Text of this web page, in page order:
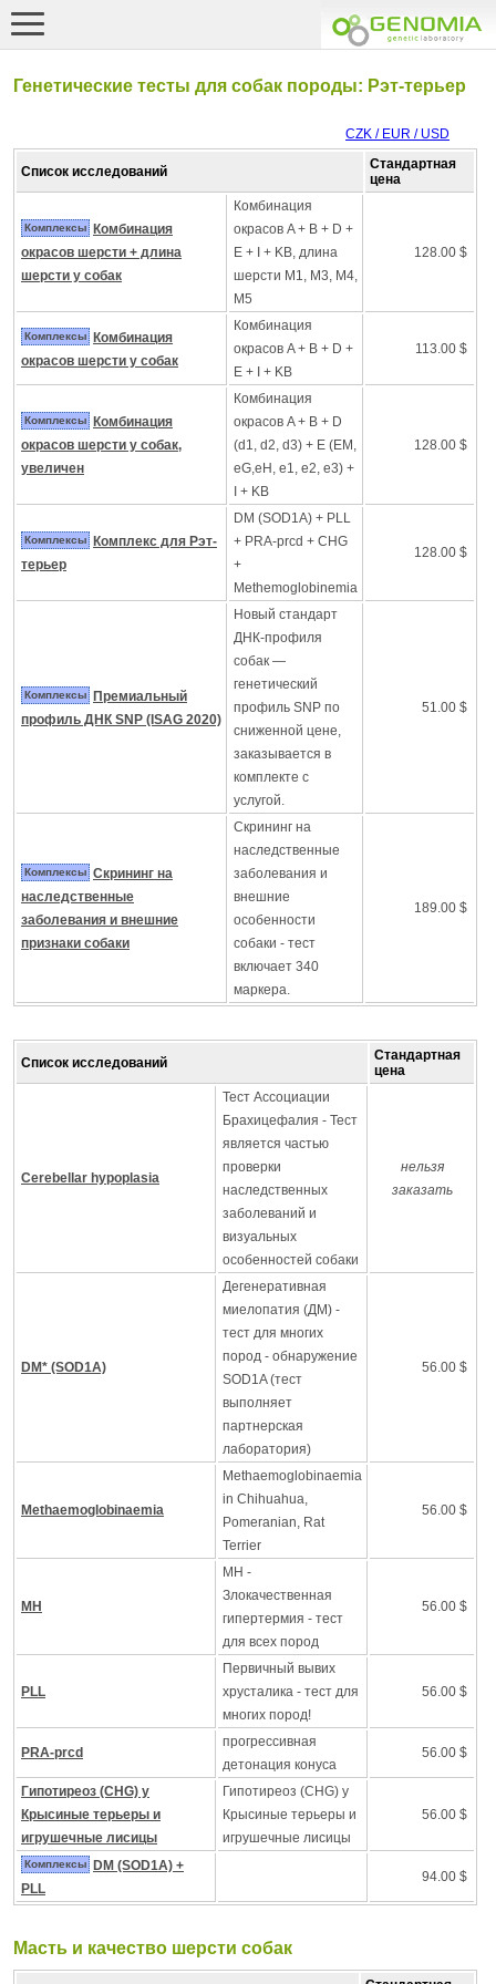
Генетические тесты для собак породы: Рэт-терьер
CZK / EUR / USD
Список исследований
Стандартная
цена
Комплексы
Комбинация
окрасов шерсти + длина
шерсти у собак
Комбинация
окрасов A + B + D +
E + I + KB, длина
шерсти M1, M3, M4,
M5
128.00 $
Комплексы
Комбинация
окрасов шерсти у собак
Комбинация
окрасов A + B + D +
E + I + KB
113.00 $
Комплексы
Комбинация
окрасов шерсти у собак,
увеличен
Комбинация
окрасов A + B + D
(d1, d2, d3) + E (EM,
eG,eH, e1, e2, e3) +
I + KB
128.00 $
Комплексы
Комплекс для Рэт-
терьер
DM (SOD1A) + PLL
+ PRA-prcd + CHG
+
Methemoglobinemia
128.00 $
Комплексы
Премиальный
профиль ДНК SNP (ISAG 2020)
Новый стандарт
ДНК-профиля
собак —
генетический
профиль SNP по
сниженной цене,
заказывается в
комплекте с
услугой.
51.00 $
Комплексы Скрининг на
наследственные
заболевания и внешние
признаки собаки
Скрининг на
наследственные
заболевания и
внешние
особенности
собаки - тест
включает 340
маркера.
189.00 $
Список исследований
Стандартная
цена
Cerebellar hypoplasia
Тест Ассоциации
Брахицефалия - Тест
является частью
проверки
наследственных
заболеваний и
визуальных
особенностей собаки
нельзя
заказать
DM* (SOD1A)
Дегенеративная
миелопатия (ДМ) -
тест для многих
пород - обнаружение
SOD1A (тест
выполняет
партнерская
лаборатория)
56.00 $
Methaemoglobinaemia
Methaemoglobinaemia
in Chihuahua,
Pomeranian, Rat
Terrier
56.00 $
MH
MH -
Злокачественная
гипертермия - тест
для всех пород
56.00 $
PLL
Первичный вывих
хрусталика - тест для
многих пород!
56.00 $
PRA-prcd
прогрессивная
детонация конуса
56.00 $
Гипотиреоз (CHG) у
Крысиные терьеры и
игрушечные лисицы
Гипотиреоз (CHG) у
Крысиные терьеры и
игрушечные лисицы
56.00 $
Комплексы
DM (SOD1A) +
PLL
94.00 $
Масть и качество шерсти собак